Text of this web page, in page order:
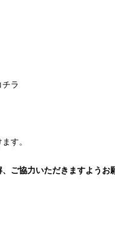
チラ
す。
ご協力いただきますようお